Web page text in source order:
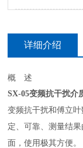
详细介绍
概 述
SX-05变频抗干扰介
变频抗干扰和傅立
定、可靠、测量结
面，使用极其方便。